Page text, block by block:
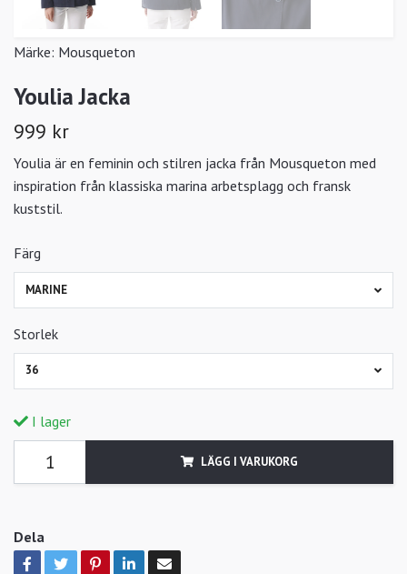
Märke: Mousqueton
Youlia Jacka
999 kr
Youlia är en feminin och stilren jacka från Mousqueton med
inspiration från klassiska marina arbetsplagg och fransk
kuststil.
Färg
MARINE
Storlek
36
I lager
LÄGG I VARUKORG
Dela